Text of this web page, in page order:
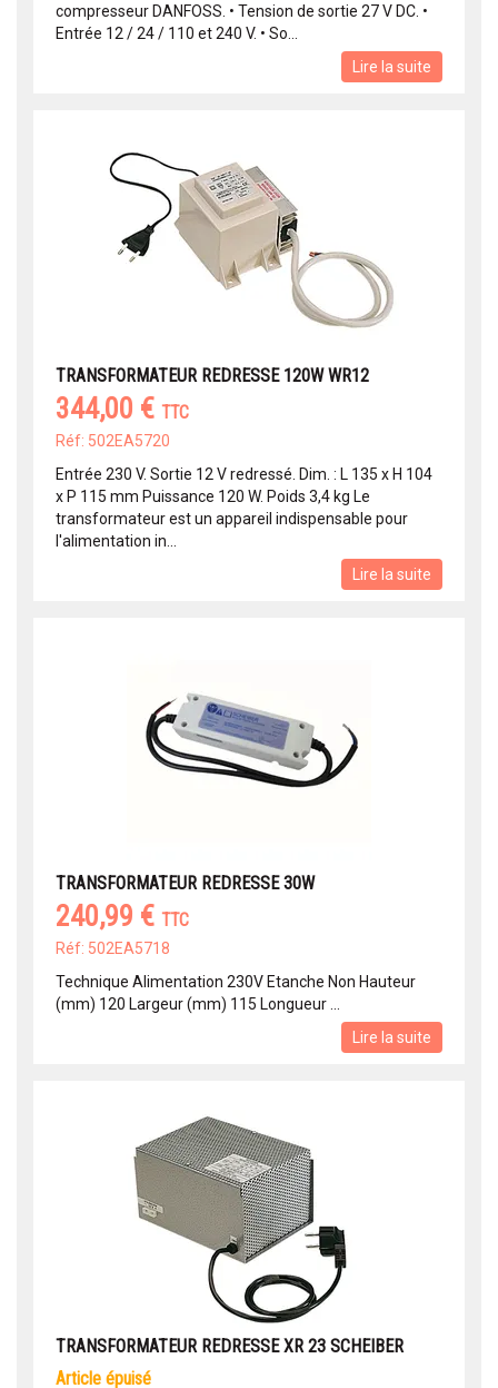
compresseur DANFOSS. • Tension de sortie 27 V DC. •
Entrée 12 / 24 / 110 et 240 V. • So...
Lire la suite
TRANSFORMATEUR REDRESSE 120W WR12
344,00 € TTC
Réf: 502EA5720
Entrée 230 V. Sortie 12 V redressé. Dim. : L 135 x H 104
x P 115 mm Puissance 120 W. Poids 3,4 kg Le
transformateur est un appareil indispensable pour
l'alimentation in...
Lire la suite
TRANSFORMATEUR REDRESSE 30W
240,99 € TTC
Réf: 502EA5718
Technique Alimentation 230V Etanche Non Hauteur
(mm) 120 Largeur (mm) 115 Longueur ...
Lire la suite
TRANSFORMATEUR REDRESSE XR 23 SCHEIBER
article épuisé